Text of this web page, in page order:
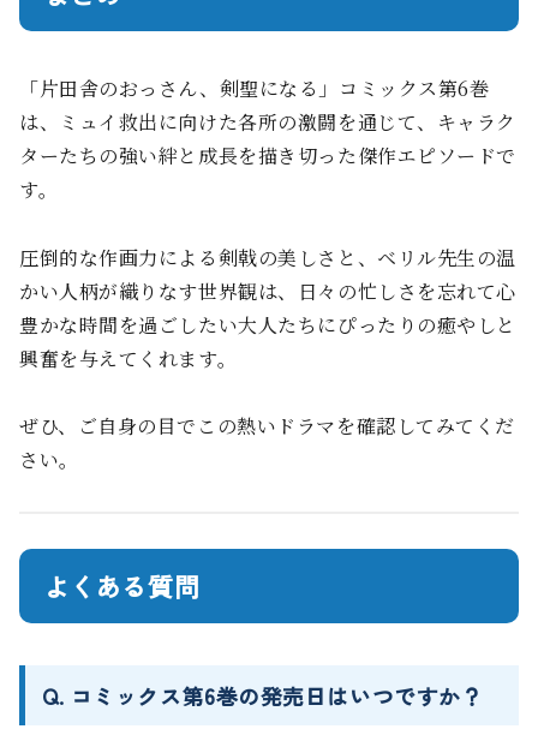
「片田舎のおっさん、剣聖になる」コミックス第6巻
は、ミュイ救出に向けた各所の激闘を通じて、キャラク
ターたちの強い絆と成長を描き切った傑作エピソードで
す。
圧倒的な作画力による剣戟の美しさと、ベリル先生の温
かい人柄が織りなす世界観は、日々の忙しさを忘れて心
豊かな時間を過ごしたい大人たちにぴったりの癒やしと
興奮を与えてくれます。
ぜひ、ご自身の目でこの熱いドラマを確認してみてくだ
さい。
よくある質問
Q. コミックス第6巻の発売日はいつですか？